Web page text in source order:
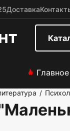
Доставка
Главное
/